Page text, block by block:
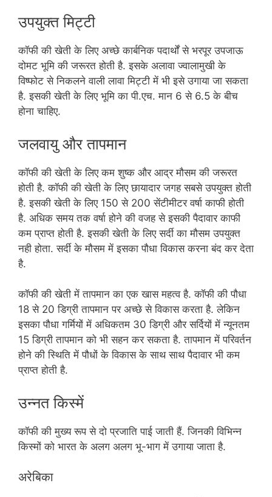
उपयुक्त मिट्टी
कॉफी की खेती के लिए अच्छे कार्बनिक पदार्थों से भरपूर उपजाऊ
दोमट भूमि की जरूरत होती है. इसके अलावा ज्वालामुखी के
विष्फोट से निकलने वाली लावा मिट्टी में भी इसे उगाया जा सकता
है. इसकी खेती के लिए भूमि का पी.एच. मान 6 से 6.5 के बीच
होना चाहिए.
जलवायु और तापमान
कॉफी की खेती के लिए कम शुष्क और आद्र मौसम की जरूरत
होती है. कॉफी की खेती के लिए छायादार जगह सबसे उपयुक्त होती
है. इसकी खेती के लिए 150 से 200 सेंटीमीटर वर्षा काफी होती
है. अधिक समय तक वर्षा होने की वजह से इसकी पैदावार काफी
कम प्राप्त होती है. इसकी खेती के लिए सर्दी का मौसम उपयुक्त
नही होता. सर्दी के मौसम में इसका पौधा विकास करना बंद कर देता
है.
कॉफी की खेती में तापमान का एक खास महत्व है. कॉफी की पौधा
18 से 20 डिग्री तापमान पर अच्छे से विकास करता है. लेकिन
इसका पौधा गर्मियों में अधिकतम 30 डिग्री और सर्दियों में न्यूनतम
15 डिग्री तापमान को भी सहन कर सकता है. तापमान में परिवर्तन
होने की स्थिति में पौधों के विकास के साथ साथ पैदावार भी कम
प्राप्त होती है.
उन्नत किस्में
कॉफी की मुख्य रूप से दो प्रजाति पाई जाती हैं. जिनकी विभिन्न
किस्मों को भारत के अलग अलग भू-भाग में उगाया जाता है.
अरेबिका